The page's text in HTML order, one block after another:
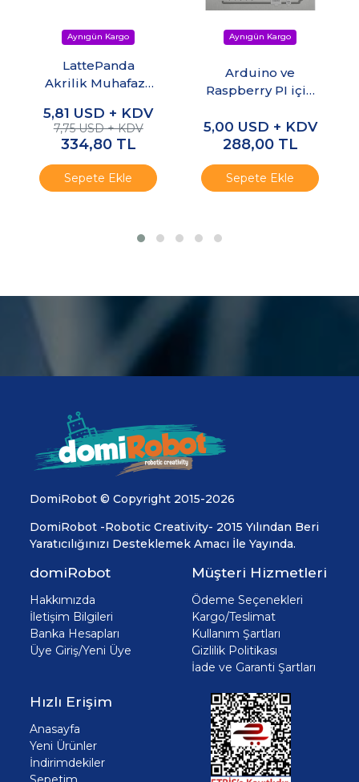
LattePanda
Akrilik Muhafaza
Fanı Uyumlu
5,81 USD + KDV
7,75 USD + KDV
334,80 TL
Sepete Ekle
Arduino ve
Raspberry PI için
5,00 USD + KDV
288,00 TL
Sepete Ekle
DomiRobot © Copyright 2015-2026
DomiRobot -Robotic Creativity- 2015 Yılından Beri
Yaratıcılığınızı Desteklemek Amacı İle Yayında.
domiRobot
Hakkımızda
İletişim Bilgileri
Banka Hesapları
Üye Giriş/Yeni Üye
Müşteri Hizmetleri
Ödeme Seçenekleri
Kargo/Teslimat
Kullanım Şartları
Gizlilik Politikası
İade ve Garanti Şartları
Hızlı Erişim
Anasayfa
Yeni Ürünler
İndirimdekiler